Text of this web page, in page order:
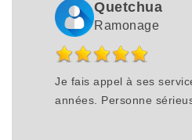
Quetchua
Ramonage
Je fais appel à ses
années. Personne